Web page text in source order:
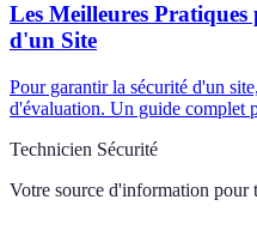
Les Meilleures
d'un Site
Pour garantir la sécurité d'un
d'évaluation. Un guide complet
Technicien Sécurité
Votre source d'information pour